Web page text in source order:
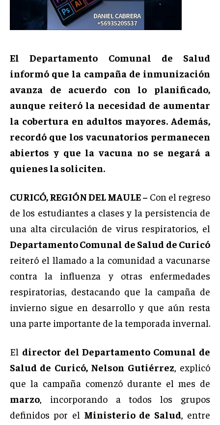
El Departamento Comunal de Salud
informó que la campaña de inmunización
avanza de acuerdo con lo planificado,
aunque reiteró la necesidad de aumentar
la cobertura en adultos mayores. Además,
recordó que los vacunatorios permanecen
abiertos y que la vacuna no se negará a
quienes la soliciten.
CURICÓ, REGIÓN DEL MAULE – Con el regreso
de los estudiantes a clases y la persistencia de
una alta circulación de virus respiratorios, el
Departamento Comunal de Salud de Curicó
reiteró el llamado a la comunidad a vacunarse
contra la influenza y otras enfermedades
respiratorias, destacando que la campaña de
invierno sigue en desarrollo y que aún resta
una parte importante de la temporada invernal.
El director del Departamento Comunal de
Salud de Curicó, Nelson Gutiérrez, explicó
que la campaña comenzó durante el mes de
marzo, incorporando a todos los grupos
definidos por el Ministerio de Salud, entre